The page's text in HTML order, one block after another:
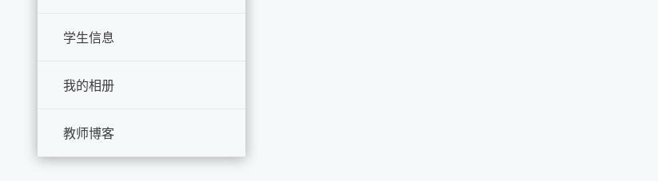
学生信息
我的相册
教师博客